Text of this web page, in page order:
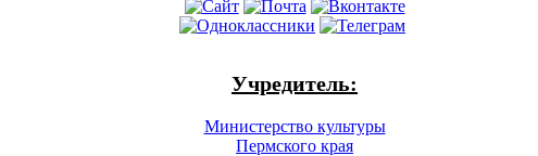
Учредитель:
Министерство культуры
Пермского края